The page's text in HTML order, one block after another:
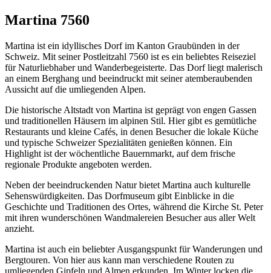
Martina 7560
Martina ist ein idyllisches Dorf im Kanton Graubünden in der
Schweiz. Mit seiner Postleitzahl 7560 ist es ein beliebtes Reiseziel
für Naturliebhaber und Wanderbegeisterte. Das Dorf liegt malerisch
an einem Berghang und beeindruckt mit seiner atemberaubenden
Aussicht auf die umliegenden Alpen.
Die historische Altstadt von Martina ist geprägt von engen Gassen
und traditionellen Häusern im alpinen Stil. Hier gibt es gemütliche
Restaurants und kleine Cafés, in denen Besucher die lokale Küche
und typische Schweizer Spezialitäten genießen können. Ein
Highlight ist der wöchentliche Bauernmarkt, auf dem frische
regionale Produkte angeboten werden.
Neben der beeindruckenden Natur bietet Martina auch kulturelle
Sehenswürdigkeiten. Das Dorfmuseum gibt Einblicke in die
Geschichte und Traditionen des Ortes, während die Kirche St. Peter
mit ihren wunderschönen Wandmalereien Besucher aus aller Welt
anzieht.
Martina ist auch ein beliebter Ausgangspunkt für Wanderungen und
Bergtouren. Von hier aus kann man verschiedene Routen zu
umliegenden Gipfeln und Almen erkunden. Im Winter locken die